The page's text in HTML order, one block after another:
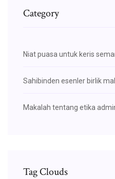
Category
Niat puasa untuk keris
Sahibinden esenler birlik
Makalah tentang etika
Tag Clouds